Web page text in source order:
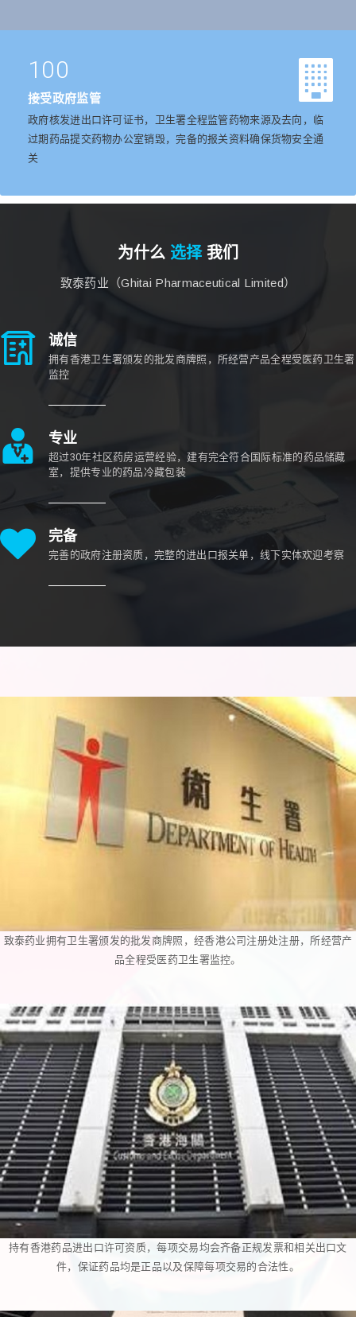
100
接受政府监管
政府核发进出口许可证书，卫生署全程监管药物来源及去向，临
过期药品提交药物办公室销毁，完备的报关资料确保货物安全通
关
为什么 选择我们
致泰药业（Ghitai Pharmaceutical Limited）
诚信
拥有香港卫生署颁发的批发商牌照，所经营产品全程受医药卫生署
监控
专业
超过30年社区药房运营经验，建有完全符合国际标准的药品储藏
室，提供专业的药品冷藏包装
完备
完善的政府注册资质，完整的进出口报关单，线下实体欢迎考察
致泰药业拥有卫生署颁发的批发商牌照，经香港公司注册处注册，所经营产
品全程受医药卫生署监控。
持有香港药品进出口许可资质，每项交易均会齐备正规发票和相关出口文
件，保证药品均是正品以及保障每项交易的合法性。